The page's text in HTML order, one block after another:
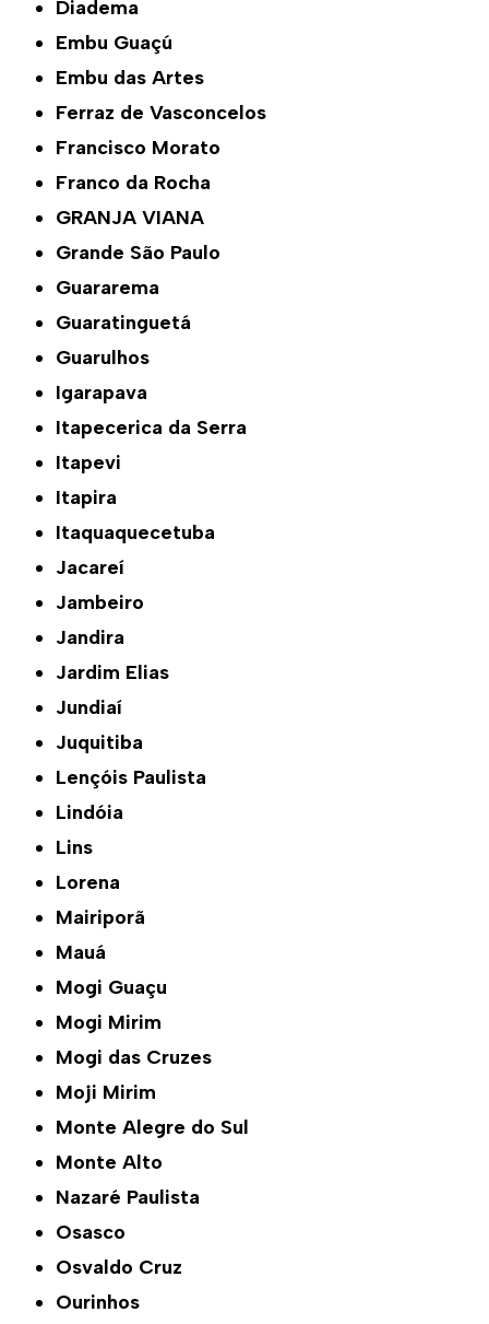
Diadema
Embu Guaçú
Embu das Artes
Ferraz de Vasconcelos
Francisco Morato
Franco da Rocha
GRANJA VIANA
Grande São Paulo
Guararema
Guaratinguetá
Guarulhos
Igarapava
Itapecerica da Serra
Itapevi
Itapira
Itaquaquecetuba
Jacareí
Jambeiro
Jandira
Jardim Elias
Jundiaí
Juquitiba
Lençóis Paulista
Lindóia
Lins
Lorena
Mairiporã
Mauá
Mogi Guaçu
Mogi Mirim
Mogi das Cruzes
Moji Mirim
Monte Alegre do Sul
Monte Alto
Nazaré Paulista
Osasco
Osvaldo Cruz
Ourinhos